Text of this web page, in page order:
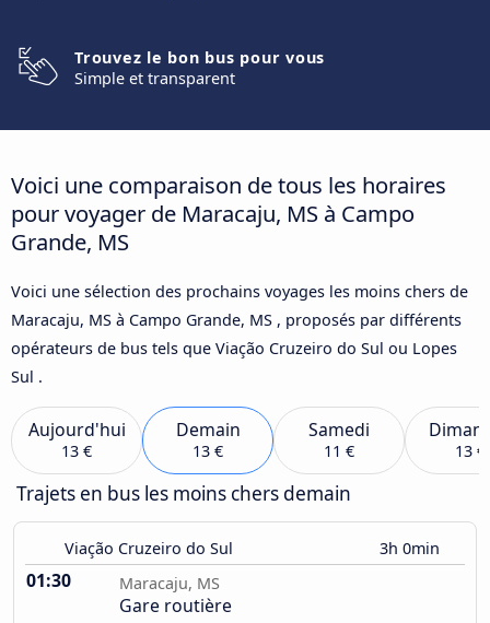
Trouvez le bon bus pour vous
Simple et transparent
Voici une comparaison de tous les horaires
pour voyager de Maracaju, MS à Campo
Grande, MS
Voici une sélection des prochains voyages les moins chers de
Maracaju, MS à Campo Grande, MS , proposés par différents
opérateurs de bus tels que Viação Cruzeiro do Sul ou Lopes
Sul .
Aujourd'hui
13 €
Demain
13 €
Samedi
11 € 13 €
Trajets en bus les moins chers demain
Viação Cruzeiro do Sul 3h 0min
01:30 Maracaju, MS
Gare routière